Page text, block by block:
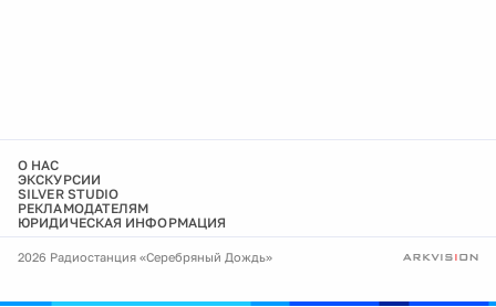
О НАС
ЭКСКУРСИИ
SILVER STUDIO
РЕКЛАМОДАТЕЛЯМ
ЮРИДИЧЕСКАЯ ИНФОРМАЦИЯ
2026 Радиостанция «Серебряный Дождь»